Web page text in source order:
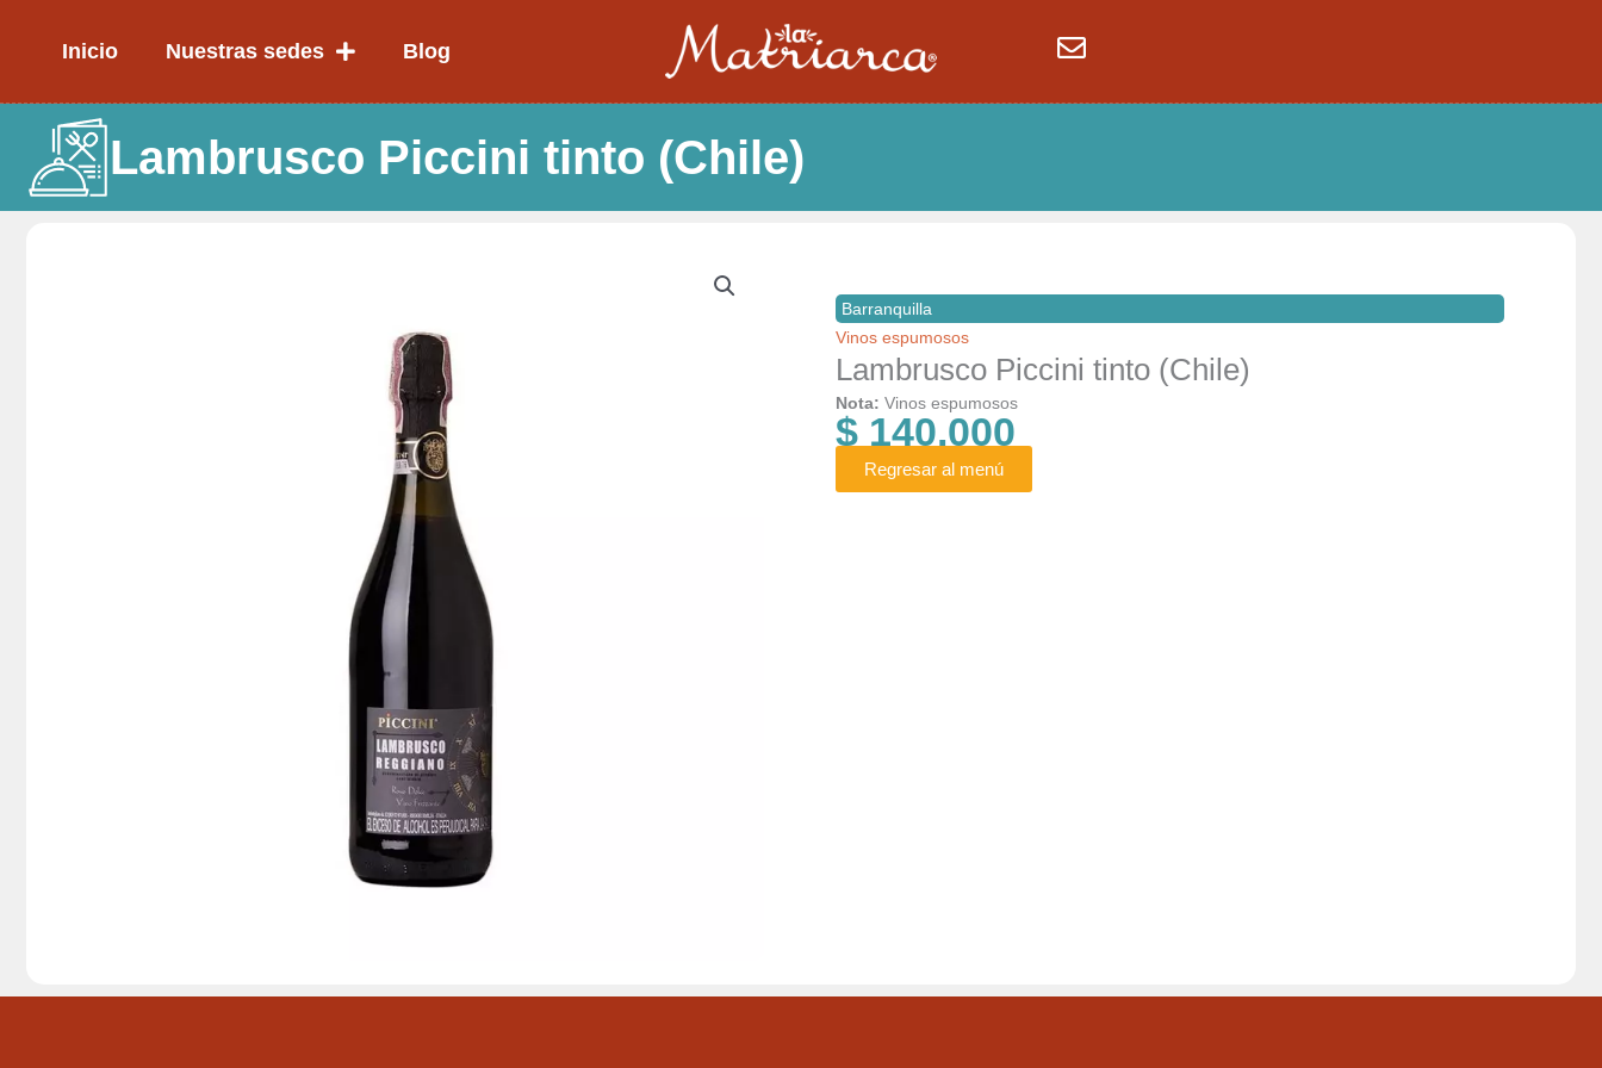
Inicio Nuestras sedes Blog
Lambrusco Piccini tinto (Chile)
Barranquilla
Vinos espumosos
Lambrusco Piccini tinto (Chile)
Nota: Vinos espumosos
$ 140.000
Regresar al menú